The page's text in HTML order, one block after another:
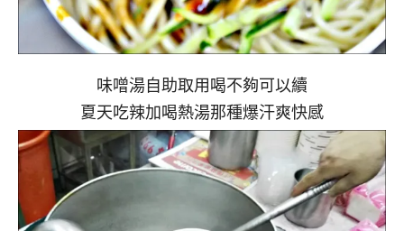
味噌湯自助取用喝不夠可以續
夏天吃辣加喝熱湯那種爆汗爽快感